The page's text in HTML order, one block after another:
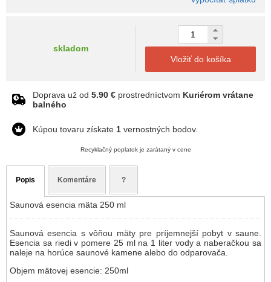
skladom
Vložiť do košíka
Doprava už od 5.90 € prostredníctvom Kuriérom vrátane
balného
Kúpou tovaru získate 1 vernostných bodov.
Recyklačný poplatok je zarátaný v cene
Popis Komentáre ?
Saunová esencia mäta 250 ml
Saunová esencia s vôňou mäty pre príjemnejší pobyt v saune.
Esencia sa riedi v pomere 25 ml na 1 liter vody a naberačkou sa
naleje na horúce saunové kamene alebo do odparovača.
Objem mätovej esencie: 250ml